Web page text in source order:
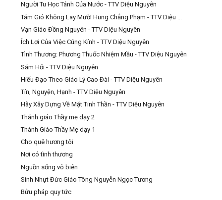
Người Tu Học Tánh Của Nước - TTV Diệu Nguyên
Tám Gió Không Lay Mười Hung Chẳng Phạm - TTV Diệu ...
Vạn Giáo Đồng Nguyên - TTV Diệu Nguyên
Ích Lợi Của Việc Cúng Kính - TTV Diệu Nguyên
Tình Thương: Phương Thuốc Nhiệm Mầu - TTV Diệu Nguyên
Sám Hối - TTV Diệu Nguyên
Hiếu Đạo Theo Giáo Lý Cao Đài - TTV Diệu Nguyên
Tín, Nguyện, Hạnh - TTV Diệu Nguyên
Hãy Xây Dựng Về Mặt Tinh Thần - TTV Diệu Nguyên
Thánh giáo Thầy mẹ dạy 2
Thánh Giáo Thầy Mẹ dạy 1
Cho quê hương tôi
Nơi có tình thương
Nguồn sống vô biên
Sinh Nhựt Đức Giáo Tông Nguyễn Ngọc Tương
Bửu pháp quy tức